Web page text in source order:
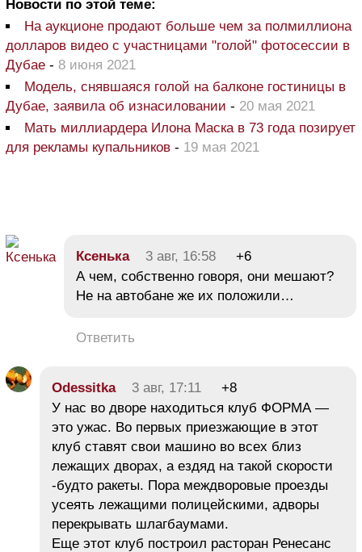
Новости по этой теме:
На аукционе продают больше чем за полмиллиона
долларов видео с участницами "голой" фотосессии в
Дубае - 8 июня 2021
Модель, снявшаяся голой на балконе гостиницы в
Дубае, заявила об изнасиловании - 20 мая 2021
Мать миллиардера Илона Маска в 73 года позирует
для рекламы купальников - 19 мая 2021
Ксенька 3 авг, 16:58
+6
А чем, собственно говоря, они мешают?
Не на автобане же их положили…
Ответить
Odessitka 3 авг, 17:11
+8
У нас во дворе находиться клуб ФОРМА —
это ужас. Во первых приезжающие в этот
клуб ставят свои машино во всех близ
лежащих дворах, а ездяд на такой скорости
-будто ракеты. Пора междворовые проезды
усеять лежащими полицейскими, адворы
перекрывать шлагбаумами.
Еще этот клуб построил расторан Ренесанс